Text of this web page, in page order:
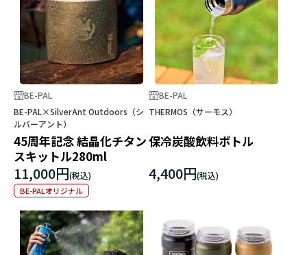
BE-PAL
BE-PAL×SilverAnt Outdoors（シ
ルバーアント）
45周年記念 結晶化チタン
スキットル280ml
11,000円
BE-PALオリジナル
BE-PAL
THERMOS（サーモス）
保冷炭酸飲料ボトル
4,400円